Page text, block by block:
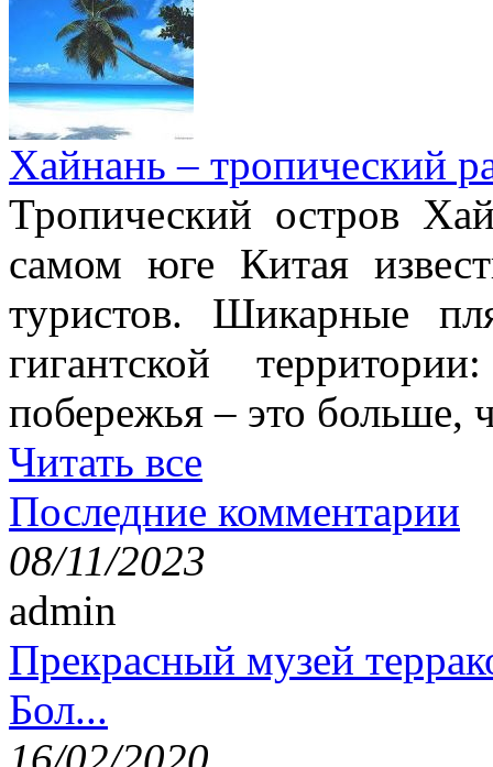
Хайнань – тропический
Тропический остров
самом юге Китая
туристов. Шикарные
гигантской
побережья – это
Читать все
Последние комментарии
08/11/2023
admin
Прекрасный музей
Бол...